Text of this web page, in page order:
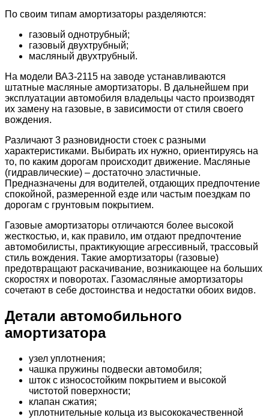
По своим типам амортизаторы разделяются:
газовый однотрубный;
газовый двухтрубный;
масляный двухтрубный.
На модели ВАЗ-2115 на заводе устанавливаются
штатные масляные амортизаторы. В дальнейшем при
эксплуатации автомобиля владельцы часто производят
их замену на газовые, в зависимости от стиля своего
вождения.
Различают 3 разновидности стоек с разными
характеристиками. Выбирать их нужно, ориентируясь на
то, по каким дорогам происходит движение. Масляные
(гидравлические) – достаточно эластичные.
Предназначены для водителей, отдающих предпочтение
спокойной, размеренной езде или частым поездкам по
дорогам с грунтовым покрытием.
Газовые амортизаторы отличаются более высокой
жесткостью, и, как правило, им отдают предпочтение
автомобилисты, практикующие агрессивный, трассовый
стиль вождения. Такие амортизаторы (газовые)
предотвращают раскачивание, возникающее на больших
скоростях и поворотах. Газомасляные амортизаторы
сочетают в себе достоинства и недостатки обоих видов.
Детали автомобильного
амортизатора
узел уплотнения;
чашка пружины подвески автомобиля;
шток с износостойким покрытием и высокой
чистотой поверхности;
клапан сжатия;
уплотнительные кольца из высококачественной